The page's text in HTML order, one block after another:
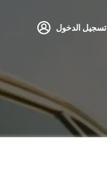
تسجيل الدخول